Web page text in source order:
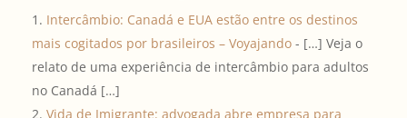
Intercâmbio: Canadá e EUA estão entre os destinos
mais cogitados por brasileiros – Voyajando- […] Veja o
relato de uma experiência de intercâmbio para adultos
no Canadá […]
Vida de Imigrante: advogada abre empresa para